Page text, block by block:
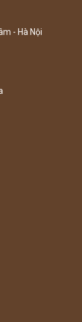
- Hà Nội